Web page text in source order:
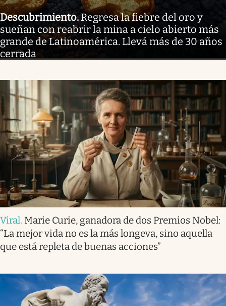
Descubrimiento.Regresa la fiebre del oro y
sueñan con reabrir la mina a cielo abierto más
grande de Latinoamérica. Llevá más de 30 años
cerrada
Viral. Marie Curie, ganadora de dos Premios Nobel:
“La mejor vida no es la más longeva, sino aquella
que está repleta de buenas acciones”